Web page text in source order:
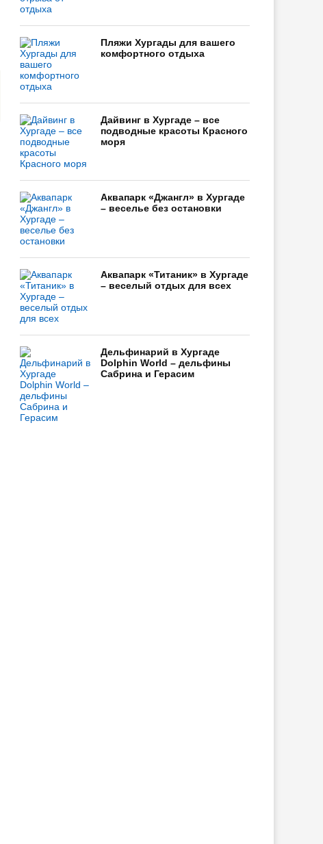
Пляжи Хургады для вашего
комфортного отдыха
Дайвинг в Хургаде – все
подводные красоты Красного
моря
Аквапарк «Джангл» в Хургаде
– веселье без остановки
Аквапарк «Титаник» в Хургаде
– веселый отдых для всех
Дельфинарий в Хургаде
Dolphin World – дельфины
Сабрина и Герасим